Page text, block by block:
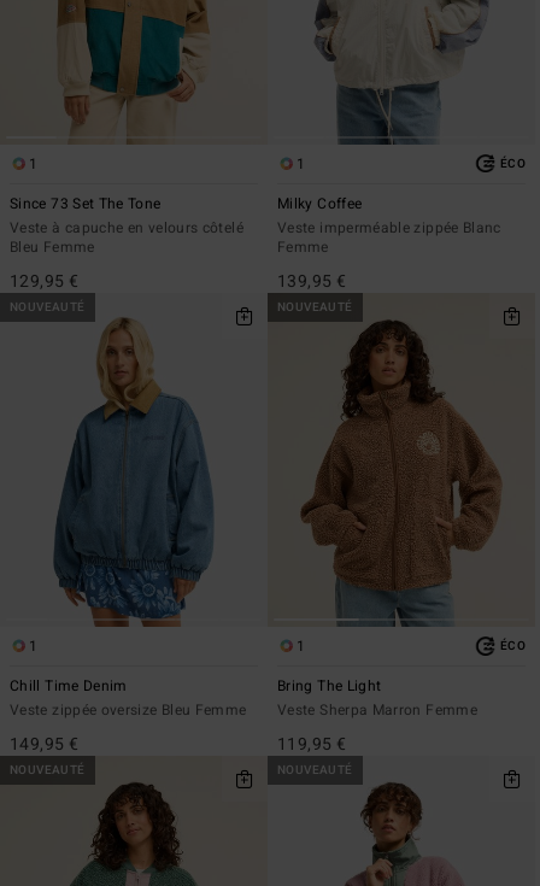
1
Since 73 Set The Tone
Veste à capuche en velours côtelé
Bleu Femme
129,95 €
1 ÉCO
Milky Coffee
Veste imperméable zippée Blanc
Femme
139,95 €
NOUVEAUTÉ
1
Chill Time Denim
Veste zippée oversize Bleu Femme
149,95 €
NOUVEAUTÉ
1 ÉCO
Bring The Light
Veste Sherpa Marron Femme
119,95 €
NOUVEAUTÉ NOUVEAUTÉ